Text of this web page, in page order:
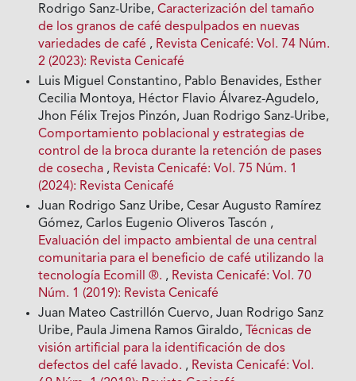
Rodrigo Sanz-Uribe,Caracterización del tamaño
de los granos de café despulpados en nuevas
variedades de café , Revista Cenicafé: Vol. 74 Núm.
2 (2023): Revista Cenicafé
Luis Miguel Constantino, Pablo Benavides, Esther
Cecilia Montoya, Héctor Flavio Álvarez-Agudelo,
Jhon Félix Trejos Pinzón, Juan Rodrigo Sanz-Uribe,
Comportamiento poblacional y estrategias de
control de la broca durante la retención de pases
de cosecha , Revista Cenicafé: Vol. 75 Núm. 1
(2024): Revista Cenicafé
Juan Rodrigo Sanz Uribe, Cesar Augusto Ramírez
Gómez, Carlos Eugenio Oliveros Tascón ,
Evaluación del impacto ambiental de una central
comunitaria para el beneficio de café utilizando la
tecnología Ecomill ®. , Revista Cenicafé: Vol. 70
Núm. 1 (2019): Revista Cenicafé
Juan Mateo Castrillón Cuervo, Juan Rodrigo Sanz
Uribe, Paula Jimena Ramos Giraldo, Técnicas de
visión artificial para la identificación de dos
defectos del café lavado. , Revista Cenicafé: Vol.